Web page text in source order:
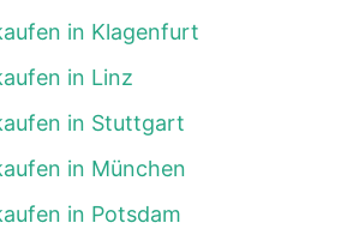
in Klagenfurt
in Linz
in Stuttgart
in München
in Potsdam